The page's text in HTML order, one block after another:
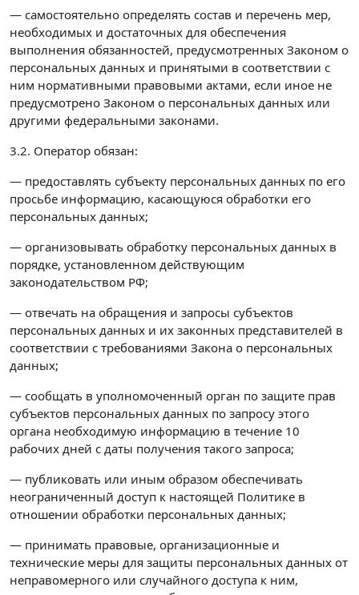
— самостоятельно определять состав и перечень мер,
необходимых и достаточных для обеспечения
выполнения обязанностей, предусмотренных Законом о
персональных данных и принятыми в соответствии с
ним нормативными правовыми актами, если иное не
предусмотрено Законом о персональных данных или
другими федеральными законами.
3.2. Оператор обязан:
— предоставлять субъекту персональных данных по его
просьбе информацию, касающуюся обработки его
персональных данных;
— организовывать обработку персональных данных в
порядке, установленном действующим
законодательством РФ;
— отвечать на обращения и запросы субъектов
персональных данных и их законных представителей в
соответствии с требованиями Закона о персональных
данных;
— сообщать в уполномоченный орган по защите прав
субъектов персональных данных по запросу этого
органа необходимую информацию в течение 10
рабочих дней с даты получения такого запроса;
— публиковать или иным образом обеспечивать
неограниченный доступ к настоящей Политике в
отношении обработки персональных данных;
— принимать правовые, организационные и
технические меры для защиты персональных данных от
неправомерного или случайного доступа к ним,